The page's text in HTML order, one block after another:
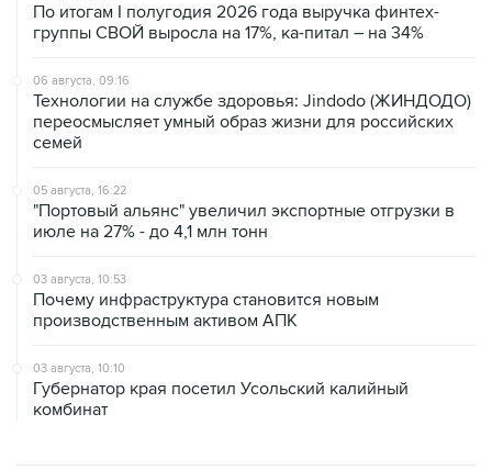
По итогам I полугодия 2026 года выручка финтех-
группы СВОЙ выросла на 17%, ка-питал – на 34%
06 августа, 09:16
Технологии на службе здоровья: Jindodo (ЖИНДОДО)
переосмысляет умный образ жизни для российских
семей
05 августа, 16:22
"Портовый альянс" увеличил экспортные отгрузки в
июле на 27% - до 4,1 млн тонн
03 августа, 10:53
Почему инфраструктура становится новым
производственным активом АПК
03 августа, 10:10
Губернатор края посетил Усольский калийный
комбинат